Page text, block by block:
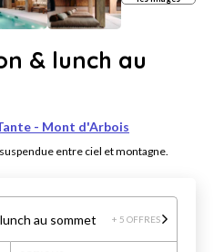
& lunch au
- Mont d'Arbois
entre ciel et montagne.
au sommet + 5 OFFRES